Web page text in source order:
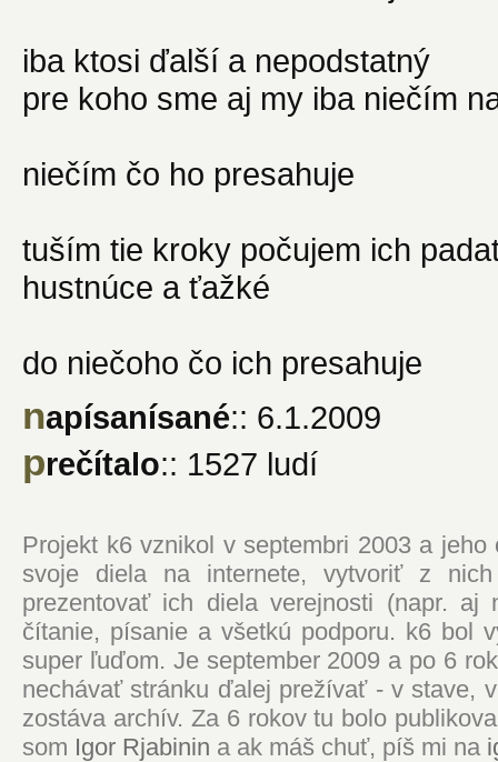
iba ktosi ďalší a nepodstatný
pre koho sme aj my iba niečím
niečím čo ho presahuje
tuším tie kroky počujem ich
hustnúce a ťažké
do niečoho čo ich presahuje
napísanísané:: 6.1.2009
prečítalo:: 1527 ludí
Projekt k6 vznikol v septembri 2003 a
svoje diela na internete, vytvoriť z
prezentovať ich diela verejnosti (napr. aj
čítanie, písanie a všetkú podporu. k6 bol
super ľuďom. Je september 2009 a po 6
nechávať stránku ďalej prežívať - v stave,
zostáva archív. Za 6 rokov tu bolo
som Igor Rjabinin a ak máš chuť, píš mi na